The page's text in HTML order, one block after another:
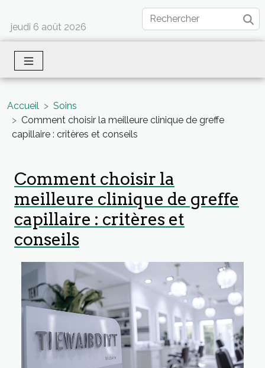
jeudi 6 août 2026
Accueil
Soins
Comment choisir la meilleure clinique de greffe
capillaire : critères et conseils
Comment choisir la
meilleure clinique de greffe
capillaire : critères et
conseils